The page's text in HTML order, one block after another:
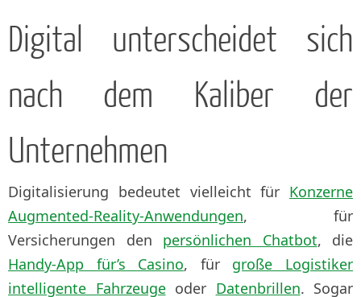
Digital unterscheidet sich
nach dem Kaliber der
Unternehmen
Digitalisierung bedeutet vielleicht für Konzerne
Augmented-Reality-Anwendungen, für
Versicherungen den persönlichen Chatbot, die
Handy-App für’s Casino, für große Logistiker
intelligente Fahrzeugeoder Datenbrillen. Sogar